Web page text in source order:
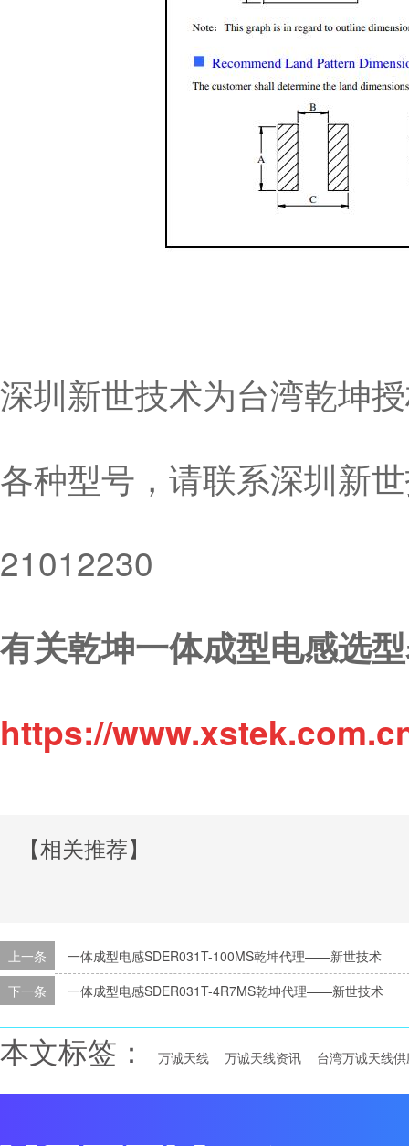
深圳新世技术为台湾乾坤
各种型号，请联系深圳新
21012230
有关乾坤一体成型电感选
https://
【相关推荐】
上一条
一体成型电感SDER031T-100MS乾坤代理——新世技术
下一条
一体成型电感SDER031T-4R7MS乾坤代理——新世技术
本文标签： 万诚天线 万诚天线资讯 台湾万诚天线